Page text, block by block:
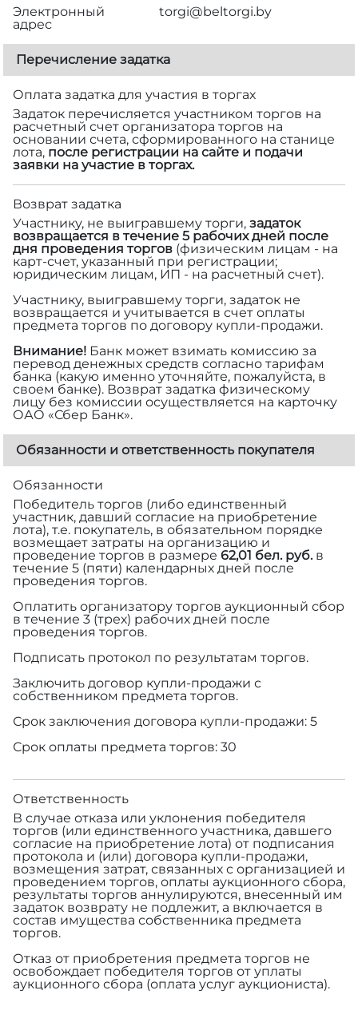
Электронный
адрес
torgi@beltorgi.by
Перечисление задатка
Оплата задатка для участия в торгах
Задаток перечисляется участником торгов на
расчетный счет организатора торгов на
основании счета, сформированного на станице
лота, после регистрации на сайте и подачи
заявки на участие в торгах.
Возврат задатка
Участнику, не выигравшему торги, задаток
возвращается в течение 5 рабочих дней после
дня проведения торгов (физическим лицам - на
карт-счет, указанный при регистрации;
юридическим лицам, ИП - на расчетный счет).
Участнику, выигравшему торги, задаток не
возвращается и учитывается в счет оплаты
предмета торгов по договору купли-продажи.
Внимание! Банк может взимать комиссию за
перевод денежных средств согласно тарифам
банка (какую именно уточняйте, пожалуйста, в
своем банке). Возврат задатка физическому
лицу без комиссии осуществляется на карточку
ОАО «Сбер Банк».
Обязанности и ответственность покупателя
Обязанности
Победитель торгов (либо единственный
участник, давший согласие на приобретение
лота), т.е. покупатель, в обязательном порядке
возмещает затраты на организацию и
проведение торгов в размере 62,01 бел. руб.в
течение 5 (пяти) календарных дней после
проведения торгов.
Оплатить организатору торгов аукционный сбор
в течение 3 (трех) рабочих дней после
проведения торгов.
Подписать протокол по результатам торгов.
Заключить договор купли-продажи с
собственником предмета торгов.
Срок заключения договора купли-продажи: 5
Срок оплаты предмета торгов: 30
Ответственность
В случае отказа или уклонения победителя
торгов (или единственного участника, давшего
согласие на приобретение лота) от подписания
протокола и (или) договора купли-продажи,
возмещения затрат, связанных с организацией и
проведением торгов, оплаты аукционного сбора,
результаты торгов аннулируются, внесенный им
задаток возврату не подлежит, а включается в
состав имущества собственника предмета
торгов.
Отказ от приобретения предмета торгов не
освобождает победителя торгов от уплаты
аукционного сбора (оплата услуг аукциониста).